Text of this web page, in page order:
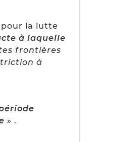
la lutte
à laquelle
frontières
à
» .